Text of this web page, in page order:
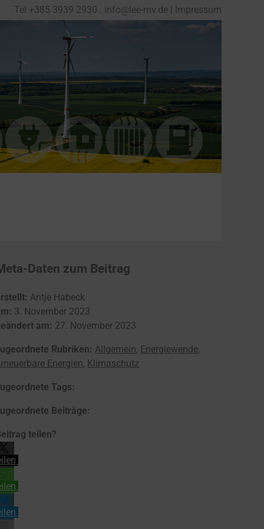
Tel +385 3939 2930 info@lee-mv.de Impressum
Daten zum Beitrag
Antje Habeck
3. November 2023
am: 27. November 2023
Rubriken: Allgemein, Energiewende,
Energien, Klimaschutz
Tags:
Beiträge:
teilen?